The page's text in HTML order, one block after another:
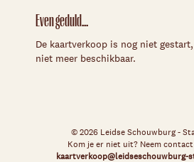
Even geduld...
De kaartverkoop is nog niet
niet meer beschikbaar.
© 2026 Leidse Schouwburg -
Kom je er niet uit? Neem
kaartverkoop@leidseschouwburg-